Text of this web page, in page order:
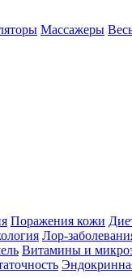
Массажеры
Поражения кожи
Лор-
Витамины и